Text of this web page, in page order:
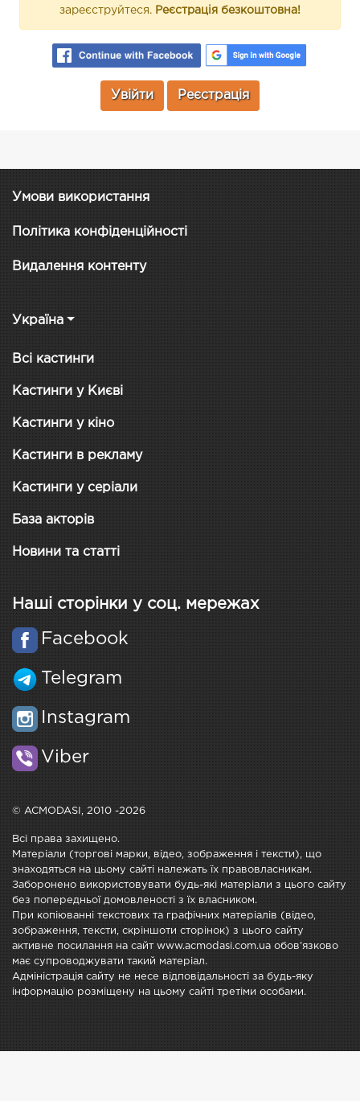
зареєструйтеся. Реєстрація безкоштовна!
Увійти Реєстрація
Умови використання
Політика конфіденційності
Видалення контенту
Україна
Всі кастинги
Кастинги у Києві
Кастинги у кіно
Кастинги в рекламу
Кастинги у серіали
База акторів
Новини та статті
Наші сторінки у соц. мережах
Facebook
Telegram
Instagram
Viber
© ACMODASI, 2010 -2026
Всі права захищено.
Матеріали (торгові марки, відео, зображення і тексти), що
знаходяться на цьому сайті належать їх правовласникам.
Заборонено використовувати будь-які матеріали з цього сайту
без попередньої домовленості з їх власником.
При копіюванні текстових та графічних матеріалів (відео,
зображення, тексти, скріншоти сторінок) з цього сайту
активне посилання на сайт www.acmodasi.com.ua обов'язково
має супроводжувати такий матеріал.
Адміністрація сайту не несе відповідальності за будь-яку
інформацію розміщену на цьому сайті третіми особами.